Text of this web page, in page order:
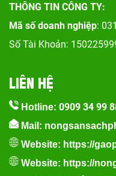
THÔNG TIN CÔNG TY:
Mã số doanh nghiệp:
Số Tài Khoản:
LIÊN HỆ
Hotline: 0909 34 99
Mail:
Website: https://
Website: https://